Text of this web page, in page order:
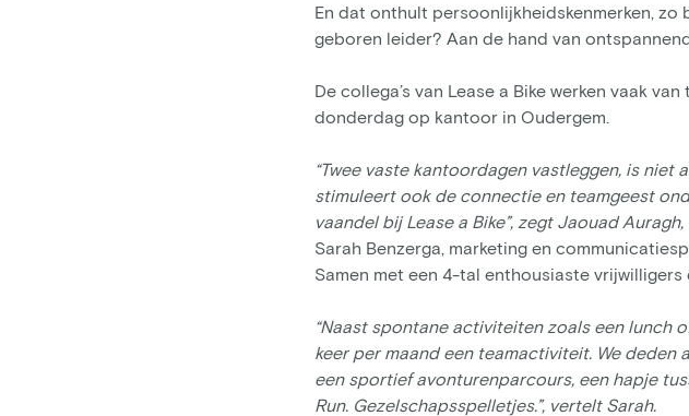
En dat onthult persoonlijkheidskenmerken,
geboren leider? Aan de hand van
De collega’s van Lease a Bike werken vaak
donderdag op kantoor in Oudergem.
“Twee vaste kantoordagen vastleggen, is
stimuleert ook de connectie en teamgeest
vaandel bij Lease a Bike”, zegt Jaouad
Sarah Benzerga, marketing en
Samen met een 4-tal enthousiaste
“Naast spontane activiteiten zoals een lunch
keer per maand een teamactiviteit. We deden
een sportief avonturenparcours, een hapje
Run. Gezelschapsspelletjes.”, vertelt Sarah.